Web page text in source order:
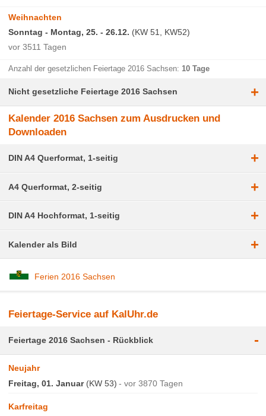
Weihnachten
Sonntag - Montag, 25. - 26.12. (KW 51, KW52)
vor 3511 Tagen
Anzahl der gesetzlichen Feiertage 2016 Sachsen: 10 Tage
Nicht gesetzliche Feiertage 2016 Sachsen +
Kalender 2016 Sachsen zum Ausdrucken und
Downloaden
DIN A4 Querformat, 1-seitig +
A4 Querformat, 2-seitig +
DIN A4 Hochformat, 1-seitig +
Kalender als Bild +
Ferien 2016 Sachsen
Feiertage-Service auf KalUhr.de
Feiertage 2016 Sachsen - Rückblick -
Neujahr
Freitag, 01. Januar(KW 53) vor 3870 Tagen
Karfreitag